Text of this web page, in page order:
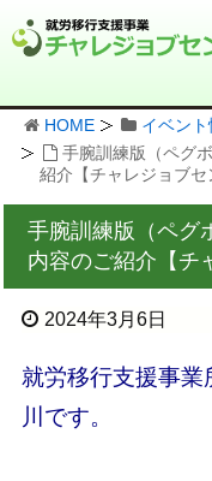
HOME
イベン
手腕訓練版（ペグ
紹介【チャレジョブセ
手腕訓練版（ペグ
内容のご紹介【チ
2024年3月6日
就労移行支援事
川です。